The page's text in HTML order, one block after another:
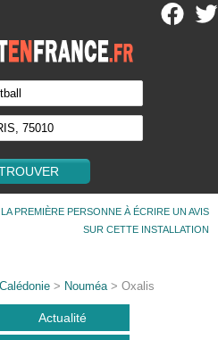
PREMIÈRE PERSONNE À ÉCRIRE UN AVIS
SUR CETTE INSTALLATION
> Nouméa> Oxalis
Actualité